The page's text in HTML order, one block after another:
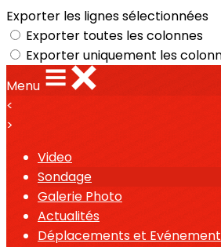
Exporter les lignes sélectionnées
Exporter toutes les colonnes
Exporter uniquement les
Menu
<
>
Video
Sondage
Galerie Photo
Actualités
Déplacements et